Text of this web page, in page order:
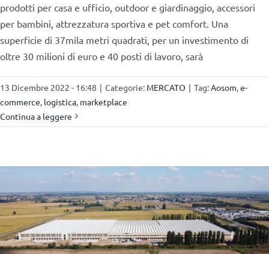
prodotti per casa e ufficio, outdoor e giardinaggio, accessori
per bambini, attrezzatura sportiva e pet comfort. Una
superficie di 37mila metri quadrati, per un investimento di
oltre 30 milioni di euro e 40 posti di lavoro, sarà
13 Dicembre 2022 - 16:48 | Categorie: MERCATO | Tag:Aosom,e-
commerce, logistica, marketplace
Continua a leggere